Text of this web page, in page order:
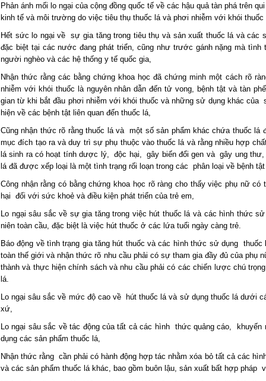
Phản ánh mối lo ngại của cộng đồng quốc tế về các hậu quả tàn phá trên
kinh tế và môi trường do việc tiêu thụ thuốc lá và phơi nhiễm với khói thuốc
Hết sức lo ngại về sự gia tăng trong tiêu thụ và sản xuất thuốc lá và các
đặc biệt tại các nước đang phát triển, cũng như trước gánh nặng mà tình
người nghèo và các hệ thống y tế quốc gia,
Nhận thức rằng các bằng chứng khoa học đã chứng minh một cách rõ
nhiễm với khói thuốc là nguyên nhân dẫn đến tử vong, bệnh tật và tàn
gian từ khi bắt đầu phơi nhiễm với khói thuốc và những sử dụng khác của
hiện về các bệnh tật liên quan đến thuốc lá,
Cũng nhận thức rõ rằng thuốc lá và một số sản phẩm khác chứa thuốc lá
mục đích tạo ra và duy trì sự phụ thuộc vào thuốc lá và rằng nhiều hợp
lá sinh ra có hoạt tính dược lý, độc hại, gây biến đổi gen và gây ung thư,
lá đã được xếp loại là một tình trạng rối loạn trong các phân loại về bệnh
Công nhận rằng có bằng chứng khoa học rõ ràng cho thấy việc phụ nữ
hại đối với sức khoẻ và điều kiện phát triển của trẻ em,
Lo ngại sâu sắc về sự gia tăng trong việc hút thuốc lá và các hình thức
niên toàn cầu, đặc biệt là việc hút thuốc ở các lứa tuổi ngày càng trẻ.
Báo động về tình trạng gia tăng hút thuốc và các hình thức sử dụng
toàn thế giới và nhận thức rõ nhu cầu phải có sự tham gia đầy đủ của phụ
thành và thực hiện chính sách và nhu cầu phải có các chiến lược chú
lá.
Lo ngại sâu sắc về mức độ cao về hút thuốc lá và sử dụng thuốc lá dưới
xứ,
Lo ngại sâu sắc về tác động của tất cả các hình thức quảng cáo,
dụng các sản phẩm thuốc lá,
Nhận thức rằng cần phải có hành động hợp tác nhằm xóa bỏ tất cả các
và các sản phẩm thuốc lá khác, bao gồm buôn lậu, sản xuất bất hợp pháp